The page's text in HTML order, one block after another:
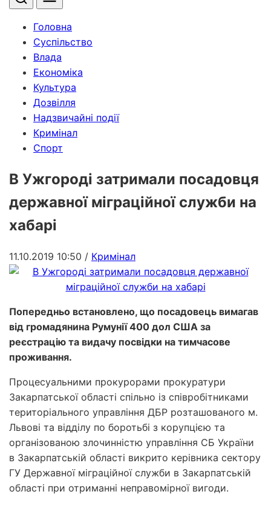
Головна
Суспільство
Влада
Економіка
Культура
Дозвілля
Надзвичайні події
Кримінал
Спорт
В Ужгороді затримали посадовця
державної міграційної служби на
хабарі
11.10.2019 10:50 / Кримінал
Попередньо встановлено, що посадовець вимагав
від громадянина Румунії 400 дол США за
реєстрацію та видачу посвідки на тимчасове
проживання.
Процесуальними прокурорами прокуратури
Закарпатської області спільно із співробітниками
територіального управління ДБР розташованого м.
Львові та відділу по боротьбі з корупцією та
організованою злочинністю управління СБ України
в Закарпатській області викрито керівника сектору
ГУ Державної міграційної служби в Закарпатській
області при отриманні неправомірної вигоди.